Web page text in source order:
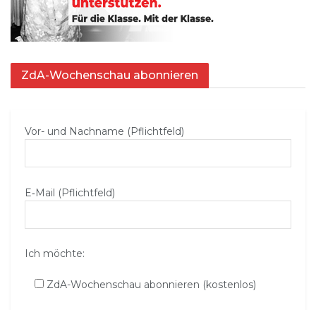
ZdA-Wochenschau abonnieren
Vor- und Nachname (Pflichtfeld)
E‑Mail (Pflichtfeld)
Ich möchte:
ZdA-Wochenschau abonnieren (kostenlos)